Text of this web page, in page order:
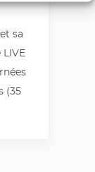
sa
(35